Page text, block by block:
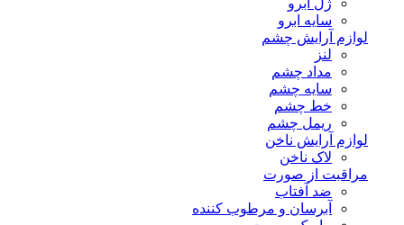
سایه ابرو
لوازم آرایش چشم
لنز
مداد چشم
سایه چشم
خط چشم
ریمل چشم
لوازم آرایش ناخن
لاک ناخن
مراقبت از صورت
ضد آفتاب
آبرسان و مرطوب کننده